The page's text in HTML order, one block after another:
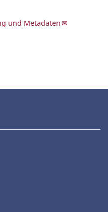
und Metadaten